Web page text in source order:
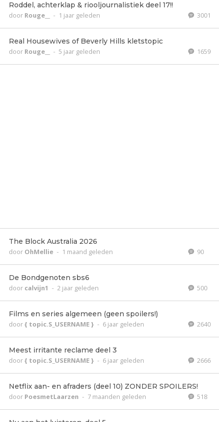
Roddel, achterklap & riooljournalistiek deel 17!!
door Rouge__ - 1 jaar geleden 3001
Real Housewives of Beverly Hills kletstopic
door Rouge__ - 5 jaar geleden 1659
The Block Australia 2026
door OhMellie - 1 maand geleden 90
De Bondgenoten sbs6
door calvijn1 - 2 jaar geleden 500
Films en series algemeen (geen spoilers!)
door{ topic.S_USERNAME } - 6 jaar geleden 2640
Meest irritante reclame deel 3
door{ topic.S_USERNAME } - 6 jaar geleden 2666
Netflix aan- en afraders (deel 10) ZONDER SPOILERS!
door PoesmetLaarzen - 7 maanden geleden 518